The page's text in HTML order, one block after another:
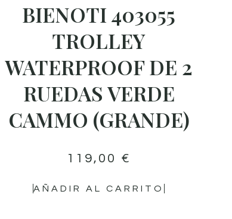
BIENOTI 403055
TROLLEY
WATERPROOF DE 2
RUEDAS VERDE
CAMMO (GRANDE)
119,00 €
AÑADIR AL CARRITO